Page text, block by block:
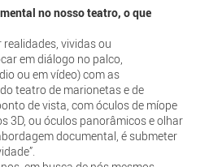
no nosso teatro, o que
vividas ou
em diálogo no palco,
ou em vídeo) com as
teatro de marionetas e de
de vista, com óculos de míope
3D, ou óculos panorâmicos e olhar
documental, é submeter